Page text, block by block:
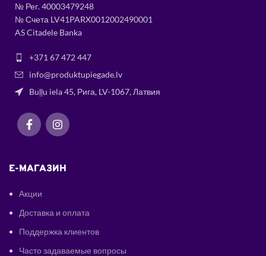
№ Рег.40003479248
№ Счета LV41PARX0012002490001
AS Citadele Banka
+371 67 472 447
info@produktupiegade.lv
Buļļu iela 45, Рига, LV-1067, Латвия
E-МАГАЗИН
Акции
Доставка и оплата
Поддержка клиентов
Часто задаваемые вопросы